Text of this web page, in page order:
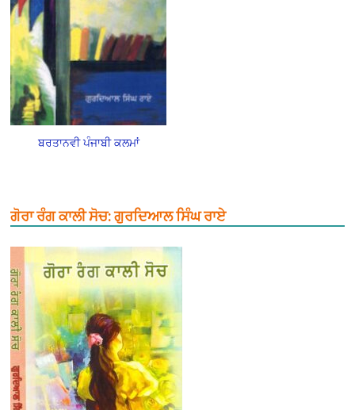
ਬਰਤਾਨਵੀ ਪੰਜਾਬੀ ਕਲਮਾਂ
ਗੋਰਾ ਰੰਗ ਕਾਲੀ ਸੋਚ: ਗੁਰਦਿਆਲ ਸਿੰਘ ਰਾਏ